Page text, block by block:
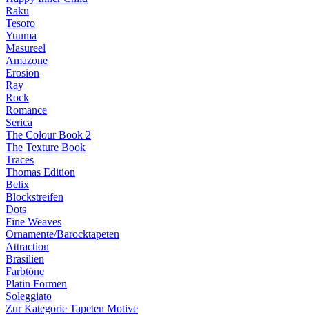
Raku
Tesoro
Yuuma
Masureel
Amazone
Erosion
Ray
Rock
Romance
Serica
The Colour Book 2
The Texture Book
Traces
Thomas Edition
Belix
Blockstreifen
Dots
Fine Weaves
Ornamente/Barocktapeten
Attraction
Brasilien
Farbtöne
Platin Formen
Soleggiato
Zur Kategorie Tapeten Motive